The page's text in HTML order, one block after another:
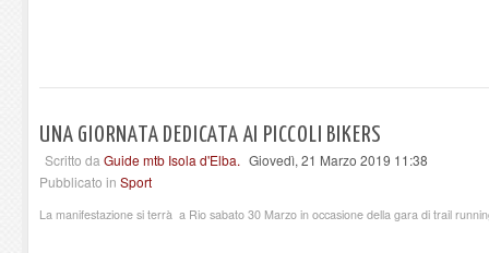
UNA GIORNATA DEDICATA AI PICCOLI BIKERS
Scritto da Guide mtb Isola d'Elba. Giovedì, 21 Marzo 2019 11:38
Pubblicato in Sport
La manifestazione si terrà a Rio sabato 30 Marzo in occasione della gara di trail